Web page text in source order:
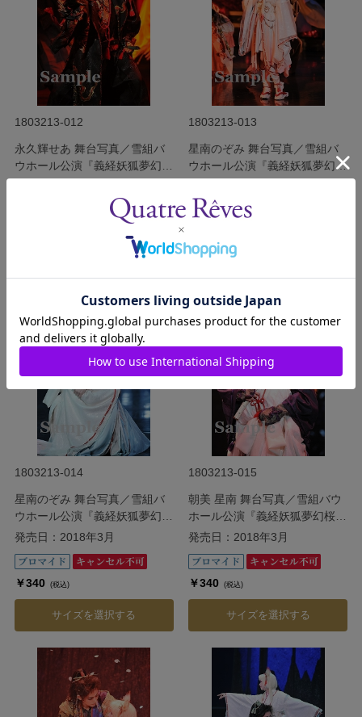
1803213-012
永久輝せあ 舞台写真／雪組バ
ウホール公演『義経妖狐夢幻桜
（よしつねようこむげんざく
1803213-013
星南のぞみ 舞台写真／雪組バ
ウホール公演『義経妖狐夢幻桜
（よしつねようこむげんざく
ら）』
1803213-014
星南のぞみ 舞台写真／雪組バ
ウホール公演『義経妖狐夢幻桜
（よしつねようこむげんざく
発売日：2018年3月
￥340 (税込)
サイズを選択する
1803213-015
朝美 星南 舞台写真／雪組バウ
ホール公演『義経妖狐夢幻桜
（よしつねようこむげんざく
発売日：2018年3月
￥340 (税込)
サイズを選択する